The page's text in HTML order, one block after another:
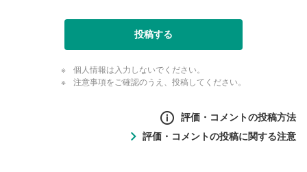
投稿する
個人情報は入力しないでください。
注意事項をご確認のうえ、投稿してください。
評価・コメントの投稿方法
評価・コメントの投稿に関する注意